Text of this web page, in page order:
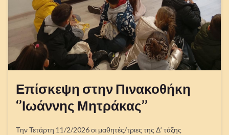
Επίσκεψη στην Πινακοθήκη
‘’Ιωάννης Μητράκας’’
Την Τετάρτη 11/2/2026 οι μαθητές/τριες της Δ’ τάξης